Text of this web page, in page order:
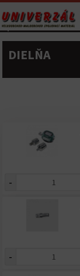
DIELŇA
-
-